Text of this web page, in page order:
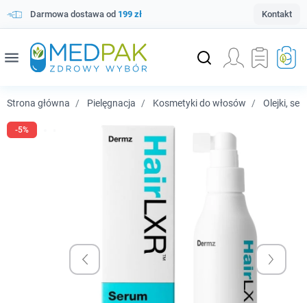
Darmowa dostawa od 199 zł Kontakt
menu
Strona główna Pielęgnacja Kosmetyki do włosów Olejki,
-5%